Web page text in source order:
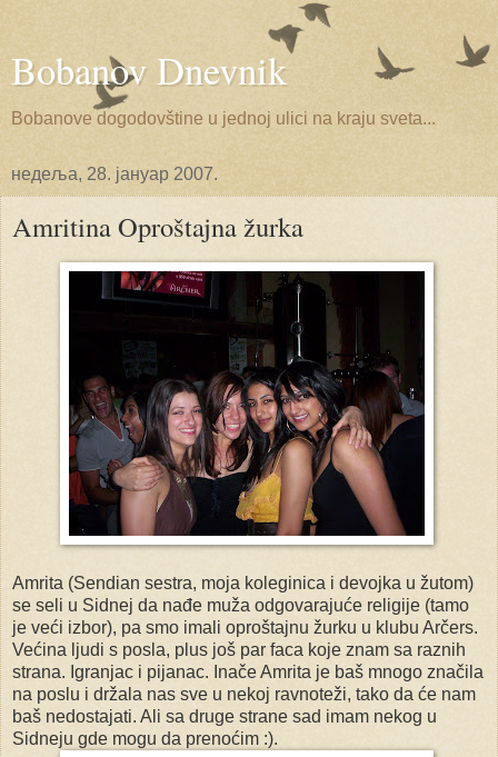
Bobanov Dnevnik
Bobanove dogodovštine u jednoj ulici na kraju sveta...
недеља, 28. јануар 2007.
Amritina Oproštajna žurka
Amrita (Sendian sestra, moja koleginica i devojka u žutom)
se seli u Sidnej da nađe muža odgovarajuće religije (tamo
je veći izbor), pa smo imali oproštajnu žurku u klubu Arčers.
Većina ljudi s posla, plus još par faca koje znam sa raznih
strana. Igranjac i pijanac. Inače Amrita je baš mnogo značila
na poslu i držala nas sve u nekoj ravnoteži, tako da će nam
baš nedostajati. Ali sa druge strane sad imam nekog u
Sidneju gde mogu da prenoćim :).